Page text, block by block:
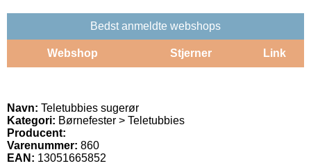
Bedst anmeldte webshops
Webshop Stjerner Link
Navn: Teletubbies sugerør
Kategori: Børnefester > Teletubbies
Producent:
Varenummer: 860
EAN: 13051665852